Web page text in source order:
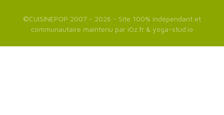
©CUISINEPOP 2007 - 2026 - Site 100% indépendant et
communautaire maintenu par iOz.fr & yoga-stud.io